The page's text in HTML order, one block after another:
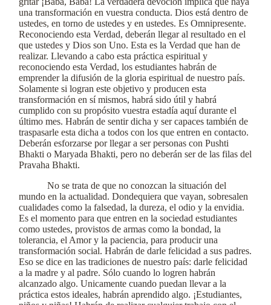
una transformación en vuestra conducta. Dios está dentro de
ustedes, en torno de ustedes y en ustedes. Es Omnipresente.
Reconociendo esta Verdad, deberán llegar al resultado en el
que ustedes y Dios son Uno. Esta es la Verdad que han de
realizar. Llevando a cabo esta práctica espiritual y
reconociendo esta Verdad, los estudiantes habrán de
emprender la difusión de la gloria espiritual de nuestro país.
Solamente si logran este objetivo y producen esta
transformación en sí mismos, habrá sido útil y habrá
cumplido con su propósito vuestra estadía aquí durante el
último mes. Habrán de sentir dicha y ser capaces también de
traspasarle esta dicha a todos con los que entren en contacto.
Deberán esforzarse por llegar a ser personas con Pushti
Bhakti o Maryada Bhakti, pero no deberán ser de las filas del
Pravaha Bhakti.
No se trata de que no conozcan la situación del
mundo en la actualidad. Dondequiera que vayan, sobresalen
cualidades como la falsedad, la dureza, el odio y la envidia.
Es el momento para que entren en la sociedad estudiantes
como ustedes, provistos de armas como la bondad, la
tolerancia, el Amor y la paciencia, para producir una
transformación social. Habrán de darle felicidad a sus padres.
Eso se dice en las tradiciones de nuestro país: darle felicidad
a la madre y al padre. Sólo cuando lo logren habrán
alcanzado algo. Unicamente cuando puedan llevar a la
práctica estos ideales, habrán aprendido algo. ¡Estudiantes,